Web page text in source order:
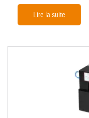
Lire la suite